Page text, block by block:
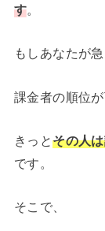
す。
もしあなたが
課金者の順位
きっとその人は
です。
そこで、